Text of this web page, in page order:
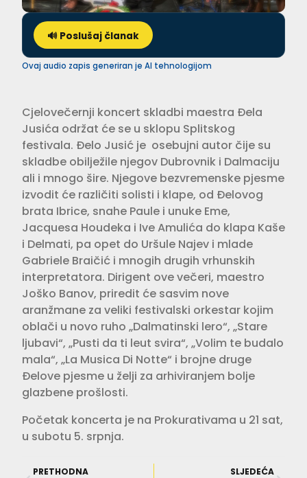
🔊 Poslušaj članak
Ovaj audio zapis generiran je AI tehnologijom
Cjelovečernji koncert skladbi maestra Đela
Jusića održat će se u sklopu Splitskog
festivala. Đelo Jusić je osebujni autor čije su
skladbe obilježile njegov Dubrovnik i Dalmaciju
ali i mnogo šire. Njegove bezvremenske pjesme
izvodit će različiti solisti i klape, od Đelovog
brata Ibrice, snahe Paule i unuke Eme,
Jacquesa Houdeka i Ive Amulića do klapa Kaše
i Delmati, pa opet do Uršule Najev i mlade
Gabriele Braičić i mnogih drugih vrhunskih
interpretatora. Dirigent ove večeri, maestro
Joško Banov, priredit će sasvim nove
aranžmane za veliki festivalski orkestar kojim
oblači u novo ruho „Dalmatinski lero“, „Stare
ljubavi“, „Pusti da ti leut svira“, „Volim te budalo
mala“, „La Musica Di Notte“ i brojne druge
Đelove pjesme u želji za arhiviranjem bolje
glazbene prošlosti.
Početak koncerta je na Prokurativama u 21 sat,
u subotu 5. srpnja.
PRETHODNA SLJEDEĆA